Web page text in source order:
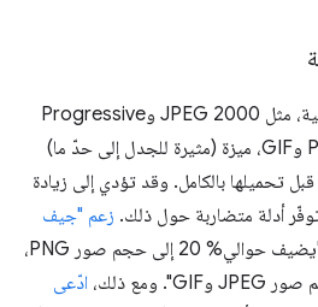
توفّر تنسيقات الصور التدريجية، مثل JPEG 2000 وProgressive
JPEG وProgressive PNG وGIF، ميزة (مثيرة للجدل إلى حدّ ما)
تحميلها بالكامل. وقد تؤدي إلى زيادة
أدلة متضاربة حول ذلك. زعم "جيف
أنّ الوضع التدريجي "يضيف حوالي% 20 إلى حجم صور PNG،
ادّعى